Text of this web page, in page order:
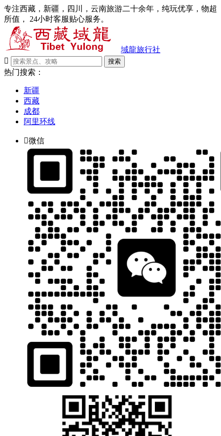
专注西藏，新疆，四川，云南旅游二十余年，纯玩优享，物超
所值， 24小时客服贴心服务。
域龍旅行社

搜索
热门搜索：
新疆
西藏
成都
阿里环线
微信